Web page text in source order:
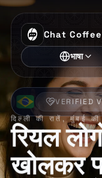
Chat Coffee
भाषा
VERIFIED VIBES
दिल्ली की रातें, मुंबई
रियल
खोलकर